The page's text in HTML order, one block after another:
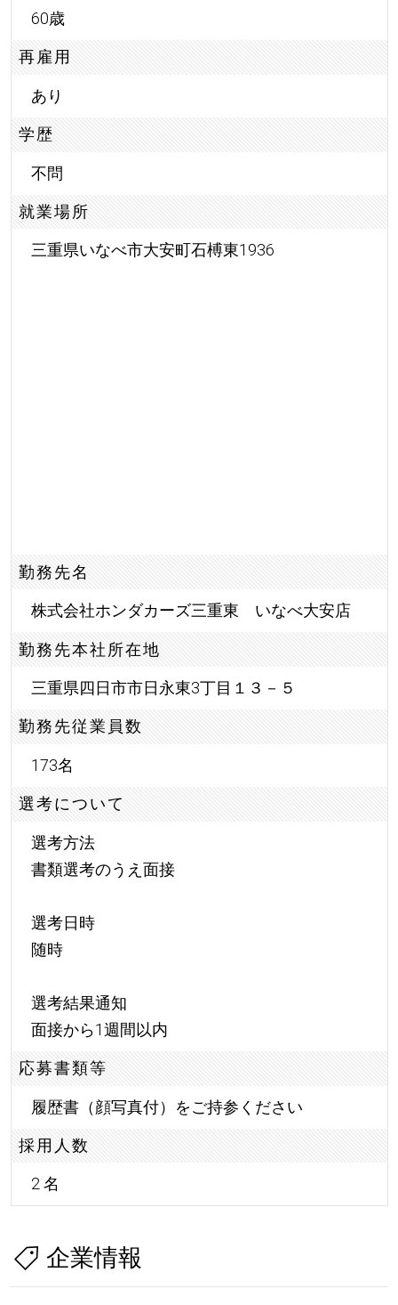
60歳
再雇用
あり
学歴
不問
就業場所
三重県いなべ市大安町石榑東1936
勤務先名
株式会社ホンダカーズ三重東 いなべ大安店
勤務先本社所在地
三重県四日市市日永東3丁目１３－５
勤務先従業員数
173名
選考について
選考方法
書類選考のうえ面接
選考日時
随時
選考結果通知
面接から1週間以内
応募書類等
履歴書（顔写真付）をご持参ください
採用人数
2 名
企業情報